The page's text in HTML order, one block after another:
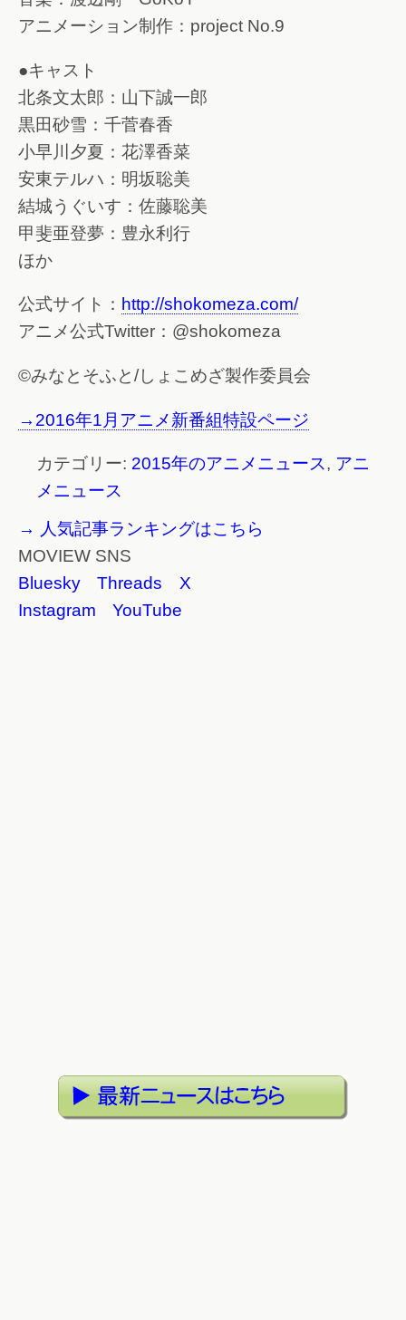
アニメーション制作：project No.9
●キャスト
北条文太郎：山下誠一郎
黒田砂雪：千菅春香
小早川夕夏：花澤香菜
安東テルハ：明坂聡美
結城うぐいす：佐藤聡美
甲斐亜登夢：豊永利行
ほか
公式サイト： http://shokomeza.com/
アニメ公式Twitter：@shokomeza
©みなとそふと/しょこめざ製作委員会
→2016年1月アニメ新番組特設ページ
カテゴリー: 2015年のアニメニュース, アニ
メニュース
→ 人気記事ランキングはこちら
MOVIEW SNS
Bluesky
Threads
X
Instagram
YouTube